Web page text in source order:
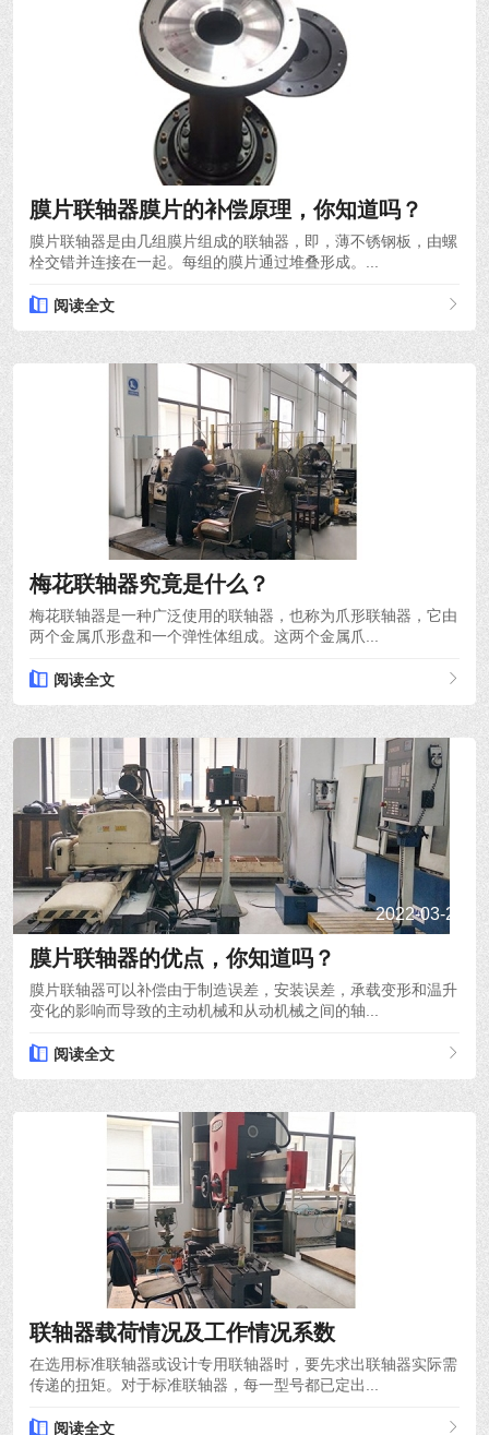
膜片联轴器膜片的补偿原理，你知道吗？
膜片联轴器是由几组膜片组成的联轴器，即，薄不锈钢板，由螺
栓交错并连接在一起。每组的膜片通过堆叠形成。...
阅读全文
梅花联轴器究竟是什么？
梅花联轴器是一种广泛使用的联轴器，也称为爪形联轴器，它由
两个金属爪形盘和一个弹性体组成。这两个金属爪...
阅读全文
2022-03-24
膜片联轴器的优点，你知道吗？
膜片联轴器可以补偿由于制造误差，安装误差，承载变形和温升
变化的影响而导致的主动机械和从动机械之间的轴...
阅读全文
联轴器载荷情况及工作情况系数
在选用标准联轴器或设计专用联轴器时，要先求出联轴器实际需
传递的扭矩。对于标准联轴器，每一型号都已定出...
阅读全文